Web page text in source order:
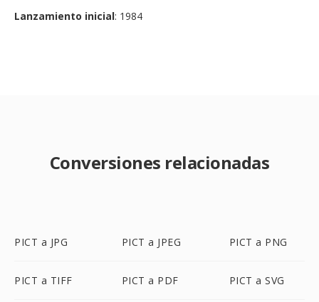
Lanzamiento inicial: 1984
Conversiones relacionadas
PICT a JPG PICT a JPEG PICT a PNG
PICT a TIFF PICT a PDF PICT a SVG